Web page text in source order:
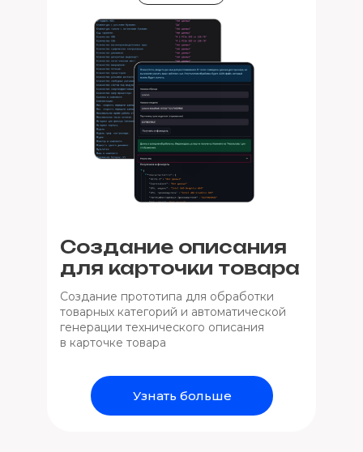
Создание прототипа для обработки
товарных категорий и автоматической
генерации технического описания
в карточке товара
Создание описания
для карточки товара
Узнать больше